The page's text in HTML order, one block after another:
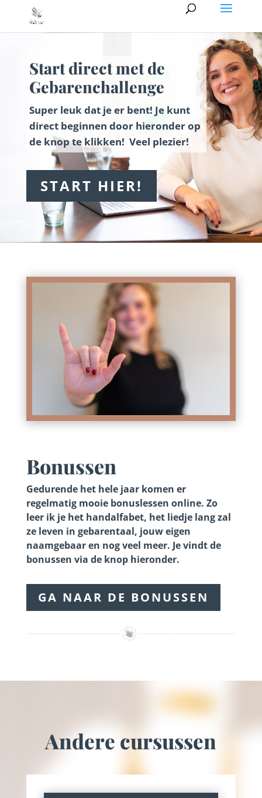
Start direct met de
Gebarenchallenge
Super leuk dat je er bent! Je kunt
direct beginnen door hieronder op
de knop te klikken! Veel plezier!
START HIER!
Bonussen
Gedurende het hele jaar komen er
regelmatig mooie bonuslessen online. Zo
leer ik je het handalfabet, het liedje lang zal
ze leven in gebarentaal, jouw eigen
naamgebaar en nog veel meer. Je vindt de
bonussen via de knop hieronder.
GA NAAR DE BONUSSEN
Andere cursussen